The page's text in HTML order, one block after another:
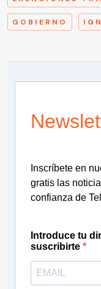
GOBIERNO
Inscríbete en
gratis las
confianza de
Introduce tu
suscribirte